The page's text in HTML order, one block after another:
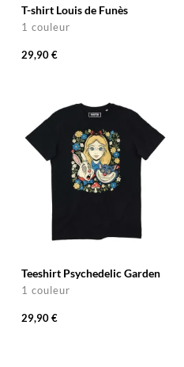
T-shirt Louis de Funès
1 couleur
29,90 €
Teeshirt Psychedelic Garden
1 couleur
29,90 €